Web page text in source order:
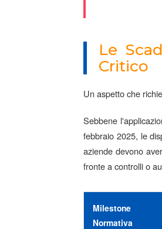
Le
Critico
Un aspetto che
Sebbene
febbraio 2025, le
aziende devono
fronte a controlli o
Milestone
Normativa